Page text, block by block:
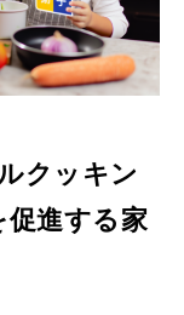
クッキン
促進する家